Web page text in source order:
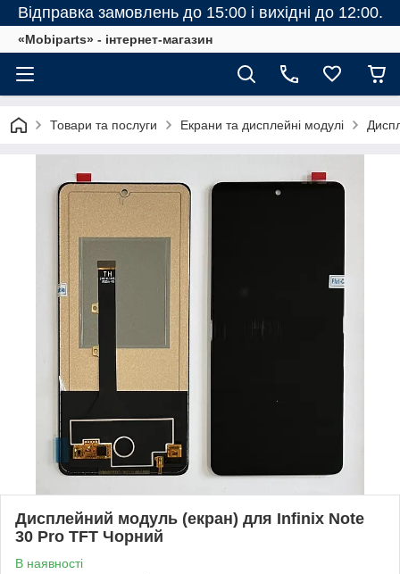
Відправка замовлень до 15:00 і вихідні до 12:00.
«Mobiparts» - інтернет-магазин
Товари та послуги Екрани та дисплейні модулі
Дисплейний модуль (екран) для Infinix Note
30 Pro TFT Чорний
В наявності